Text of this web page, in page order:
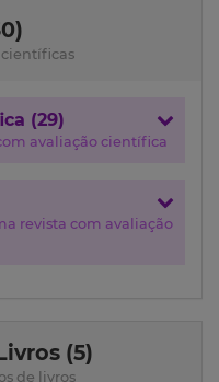
científicas
(29)
avaliação científica
revista com avaliação
(5)
de livros